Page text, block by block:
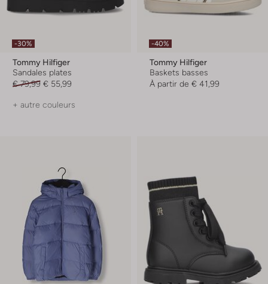
-30%
Tommy Hilfiger
Sandales plates
€ 79,99 € 55,99
+ autre couleurs
-40%
Tommy Hilfiger
Baskets basses
À partir de € 41,99